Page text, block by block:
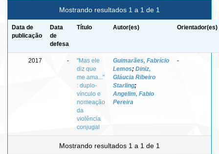
Mostrando resultados 1 a 1 de 1
Data de
publicação
Data
de
defesa
Título Autor(es) Orientador(es)
2017 -
"Mas ele
diz que
me ama..."
: duplo-
vínculo e
nomeação
da
violência
conjugal
Guimarães, Fabrício
Lemos; Diniz,
Gláucia Ribeiro
Starling;
Angelim, Fabio
Pereira
-
Mostrando resultados 1 a 1 de 1